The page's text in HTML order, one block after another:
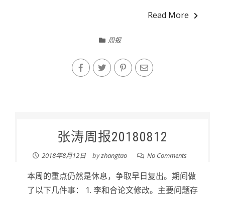
Read More
周报
张涛周报20180812
2018年8月12日 byzhangtao No Comments
本周的重点仍然是休息，争取早日复出。期间做
了以下几件事： 1. 李和合论文修改。主要问题存